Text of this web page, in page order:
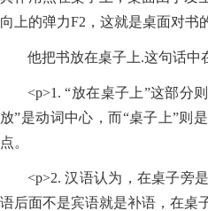
向上的弹力F2，这就是桌面对书
他把书放在桌子上.这句话中
<p>1. “放在桌子上”这部分
放”是动词中心，而“桌子上”则
点。
<p>2. 汉语认为，在桌子旁
语后面不是宾语就是补语，在桌